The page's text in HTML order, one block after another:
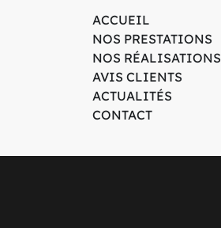
ACCUEIL
NOS PRESTATIONS
NOS RÉALISATIONS
AVIS CLIENTS
ACTUALITÉS
CONTACT